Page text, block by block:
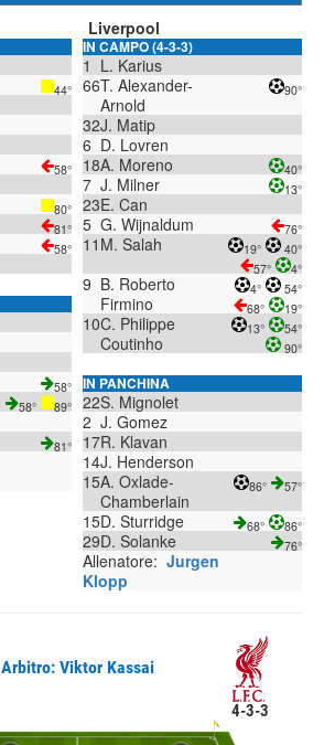
44°
58°
80°
81°
58°
58°
58° 89°
81°
Liverpool
IN CAMPO (4-3-3)
1 L. Karius
66T. Alexander-
Arnold
90°
32J. Matip
6 D. Lovren
18A. Moreno 40°
7 J. Milner 13°
23E. Can
5 G. Wijnaldum 76°
11 M. Salah 19°
40°
57°
4°
9 B. Roberto
Firmino
4°
54°
68°
19°
10C. Philippe
Coutinho
13°
54°
90°
IN PANCHINA
22S. Mignolet
2 J. Gomez
17R. Klavan
14J. Henderson
15A. Oxlade-
Chamberlain
86° 57°
15D. Sturridge 68° 86°
29D. Solanke 76°
Allenatore: Jurgen
Klopp
Arbitro: Viktor Kassai
4-3-3